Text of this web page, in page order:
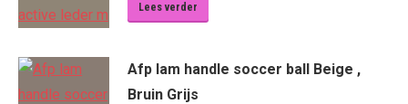
Lees verder
Afp lam handle soccer ball Beige ,
Bruin Grijs